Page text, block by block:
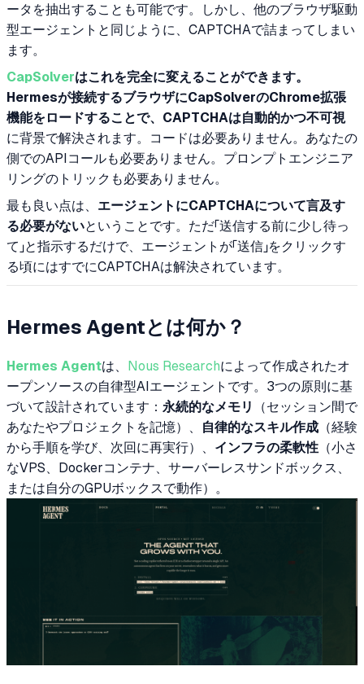
ータを抽出することも可能です。しかし、他のブラウザ駆動
型エージェントと同じように、CAPTCHAで詰まってしまい
ます。
CapSolverはこれを完全に変えることができます。
Hermesが接続するブラウザにCapSolverのChrome拡張
機能をロードすることで、CAPTCHAは自動的かつ不可視
に背景で解決されます。コードは必要ありません。あなたの
側でのAPIコールも必要ありません。プロンプトエンジニア
リングのトリックも必要ありません。
最も良い点は、 エージェントにCAPTCHAについて言及す
る必要がないということです。ただ「送信する前に少し待っ
て」と指示するだけで、エージェントが「送信」をクリックす
る頃にはすでにCAPTCHAは解決されています。
Hermes Agentとは何か？
Hermes Agentは、 Nous Researchによって作成されたオ
ープンソースの自律型AIエージェントです。3つの原則に基
づいて設計されています： 永続的なメモリ
（セッション間で
あなたやプロジェクトを記憶）、
自律的なスキル作成 （経験
から手順を学び、次回に再実行）、 インフラの柔軟性 （小さ
なVPS、Dockerコンテナ、サーバーレスサンドボックス、
または自分のGPUボックスで動作）。